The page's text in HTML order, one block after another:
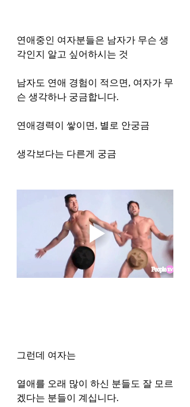
연애중인 여자분들은 남자가 무슨 생
각인지 알고 싶어하시는 것
남자도 연애 경험이 적으면, 여자가 무
슨 생각하나 궁금합니다.
연애경력이 쌓이면, 별로 안궁금
생각보다는 다른게 궁금
그런데 여자는
열애를 오래 많이 하신 분들도 잘 모르
겠다는 분들이 계십니다.